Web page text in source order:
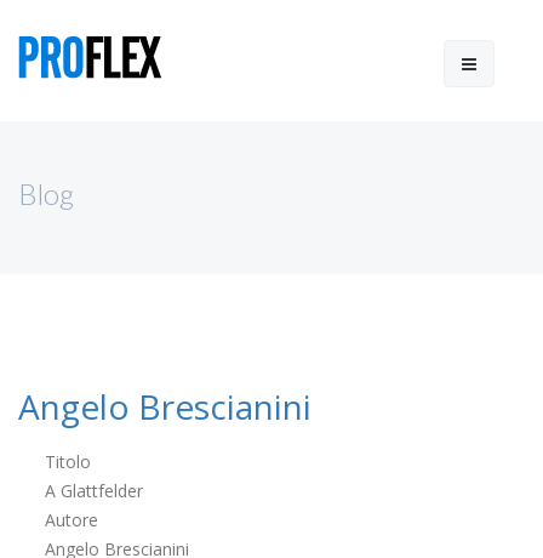
Blog
Angelo Brescianini
Titolo
A Glattfelder
Autore
Angelo Brescianini